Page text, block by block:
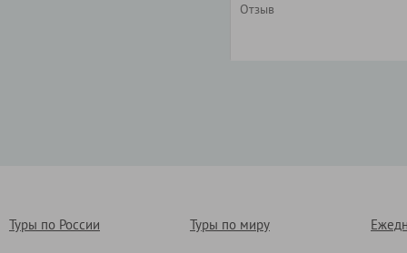
Туры по России Туры по миру